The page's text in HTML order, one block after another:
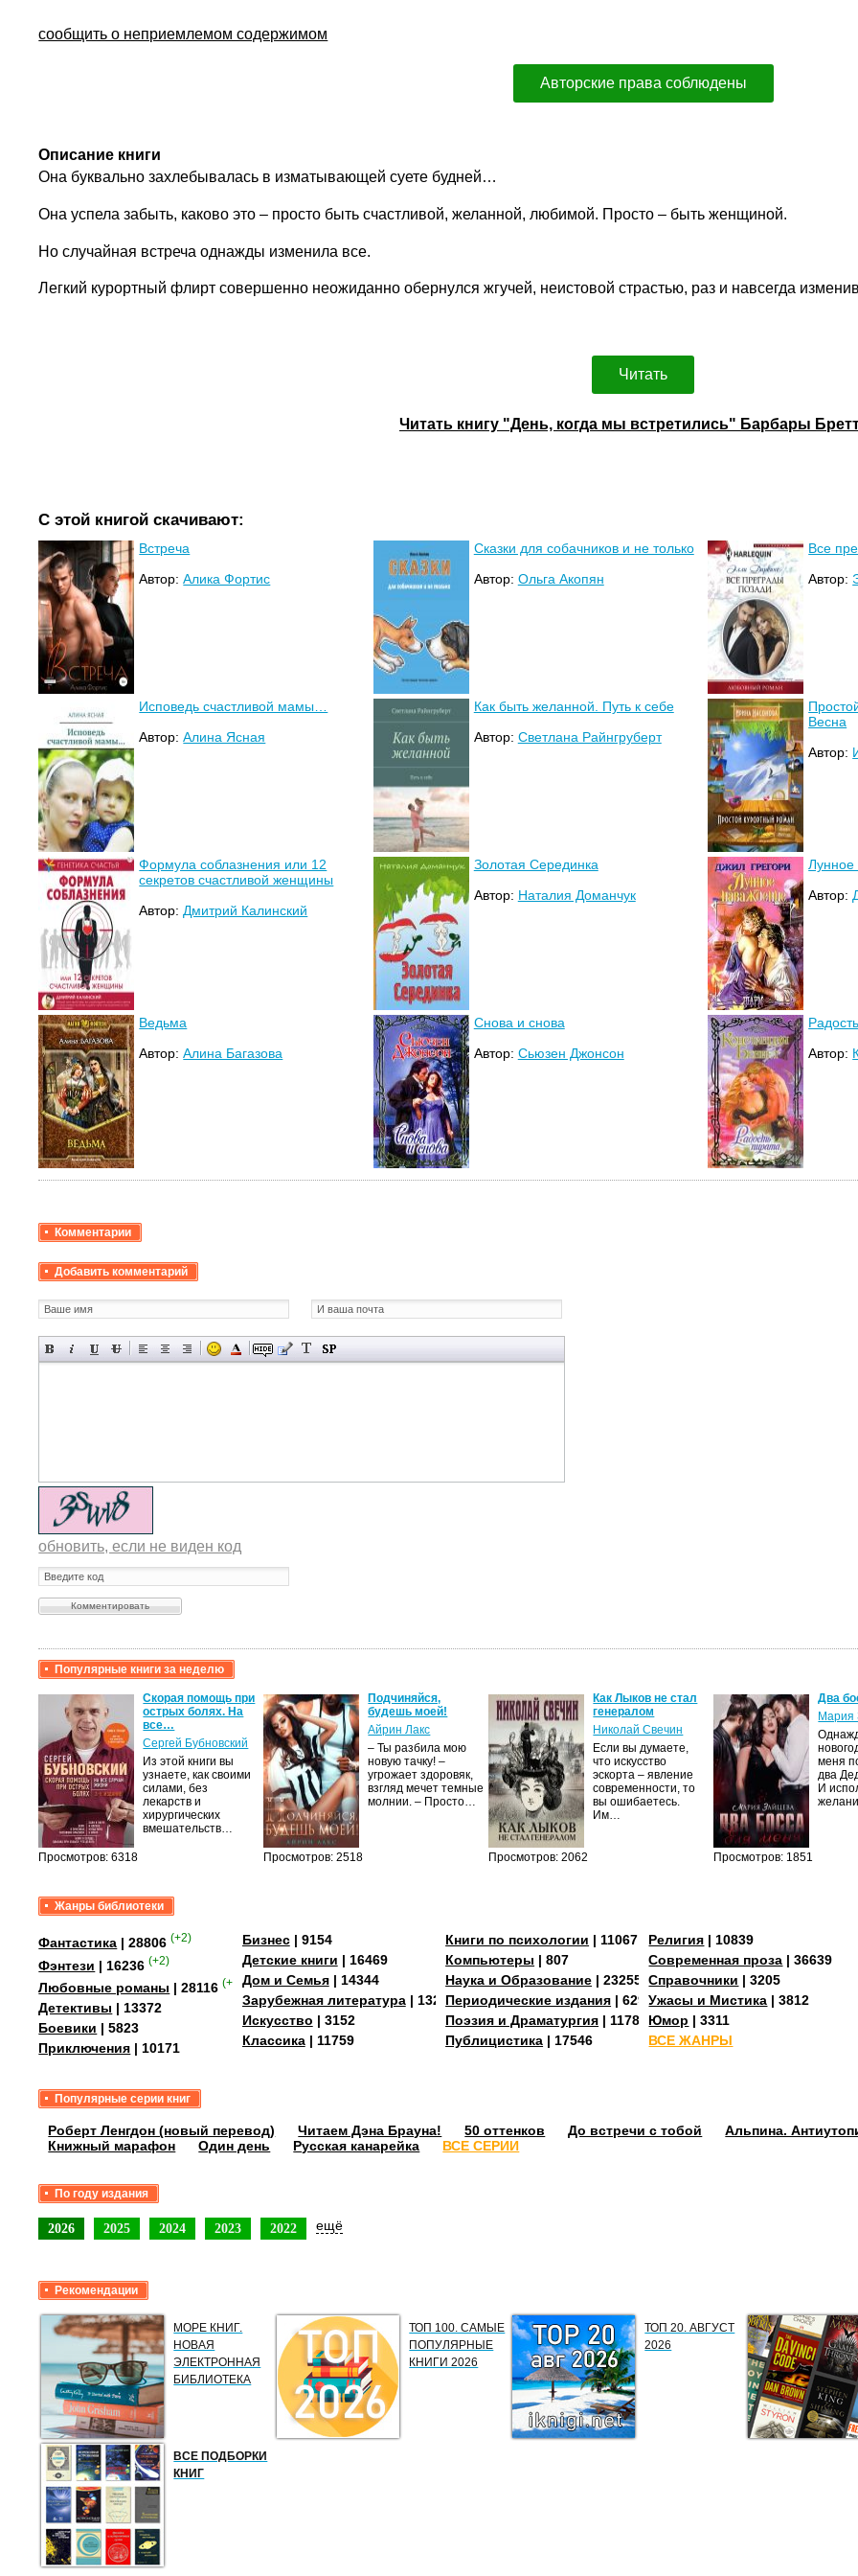
сообщить о неприемлемом содержимом
Авторские права соблюдены
Описание книги
Она буквально захлебывалась в изматывающей суете будней…
Она успела забыть, каково это – просто быть счастливой, желанной, любимой. Просто – быть женщиной.
Но случайная встреча однажды изменила все.
Легкий курортный флирт совершенно неожиданно обернулся жгучей, неистовой страстью, раз и навсегда
Читать
Читать книгу "День, когда мы встретились" Барбары
С этой книгой скачивают:
Встреча
Автор:Алика Фортис
Сказки для собачников и не только
Автор: Ольга Акопян
Все
Автор:
Исповедь счастливой мамы…
Автор:Алина Ясная
Как быть желанной. Путь к себе
Автор: Светлана Райнгруберт
Весна
Автор:
Формула соблазнения или 12
секретов счастливой женщины
Автор:Дмитрий Калинский
Золотая Серединка
Автор: Наталия Доманчук
Лунное
Автор:
Ведьма
Автор:Алина Багазова
Снова и снова
Автор: Сьюзен Джонсон
Автор:
Комментарии
Добавить комментарий
обновить, если не виден код
Популярные книги за неделю
Просмотров: 6318
Скорая помощь при
острых болях. На
все…
Сергей Бубновский
Из этой книги вы
узнаете, как своими
силами, без
лекарств и
хирургических
вмешательств…
Просмотров: 2518
Подчиняйся,
будешь моей!
Айрин Лакс
– Ты разбила мою
новую тачку! –
угрожает здоровяк,
взгляд мечет темные
молнии. – Просто…
Просмотров: 2062
Как Лыков не стал
генералом
Николай Свечин
Если вы думаете,
что искусство
эскорта – явление
современности, то
вы ошибаетесь.
Им…
Просмотров: 1851
Два
Мария
меня
два
И
Жанры библиотеки
Фантастика | 28806 (+2)
Фэнтези | 16236 (+2)
Любовные романы | 28116 (+4)
Детективы | 13372
Боевики | 5823
Приключения | 10171
Бизнес| 9154
Детские книги | 16469
Дом и Семья| 14344
Зарубежная литература| 13273
Искусство | 3152
Классика| 11759
Книги по психологии | 11067
Компьютеры | 807
Наука и Образование | 23255
Периодические издания | 629
Поэзия и Драматургия | 11784
Публицистика | 17546
Религия | 10839
Современная проза | 36639
Справочники | 3205
Ужасы и Мистика | 3812
Юмор | 3311
ВСЕ ЖАНРЫ
Популярные серии книг
Роберт Ленгдон (новый перевод) Читаем Дэна Брауна! 50 оттенков До встречи с тобой
Альпина.
Книжный марафон
Один день Русская канарейка ВСЕ СЕРИИ
По году издания
2026 2025 2024 2023 2022 ещё
Рекомендации
МОРЕ КНИГ.
НОВАЯ
ЭЛЕКТРОННАЯ
БИБЛИОТЕКА
ТОП 100. САМЫЕ
ПОПУЛЯРНЫЕ
КНИГИ 2026
ТОП 20. АВГУСТ
2026
ВСЕ ПОДБОРКИ
КНИГ